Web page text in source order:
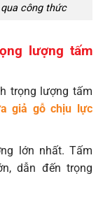
công thức
lượng tấm
trọng lượng tấm
giả gỗ chịu lực
lớn nhất. Tấm
dẫn đến trọng